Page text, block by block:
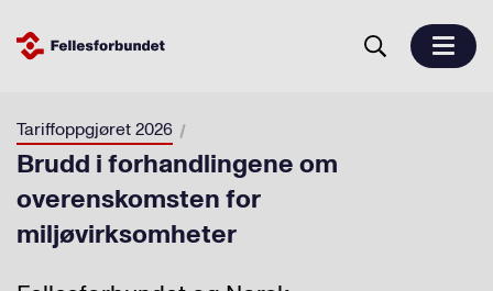
Tariffoppgjøret 2026
Brudd i forhandlingene om
overenskomsten for
miljøvirksomheter